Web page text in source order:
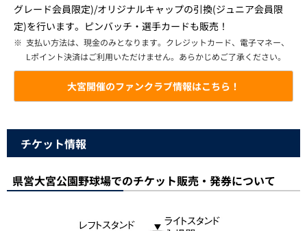
グレード会員限定)/オリジナルキャップの引換(ジュニア会員限
定)を行います。ピンバッチ・選手カードも販売！
※ 支払い方法は、現金のみとなります。クレジットカード、電子マネー、
Lポイント決済はご利用いただけません。あらかじめご了承ください。
大宮開催のファンクラブ情報はこちら！
チケット情報
県営大宮公園野球場でのチケット販売・発券について